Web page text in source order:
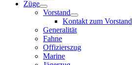
Züge
Vorstand
Kontakt zum Vorstand
Generalität
Fahne
Offizierszug
Marine